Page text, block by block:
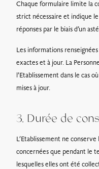
Chaque formulaire limite la
strict nécessaire et indique
réponses par le biais d’un
Les informations
exactes et à jour. La
l’Etablissement dans le cas
mises à jour.
3. Durée de
L’Etablissement ne
concernées que pendant le
lesquelles elles ont été